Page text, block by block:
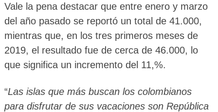
Vale la pena destacar que entre enero y marzo
del año pasado se reportó un total de 41.000,
mientras que, en los tres primeros meses de
2019, el resultado fue de cerca de 46.000, lo
que significa un incremento del 11,%.
“Las islas que más buscan los colombianos
para disfrutar de sus vacaciones son República